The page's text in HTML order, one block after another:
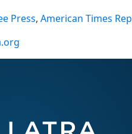
Press, American Times